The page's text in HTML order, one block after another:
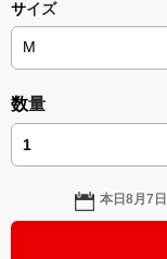
サイズ
数量
本日8月7日